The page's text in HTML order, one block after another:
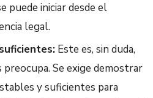
puede iniciar desde el
legal.
Este es, sin duda,
Se exige demostrar
y suficientes para